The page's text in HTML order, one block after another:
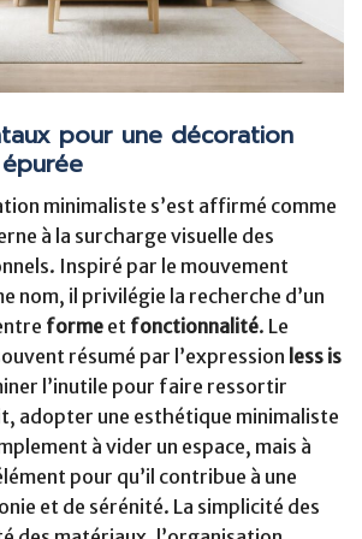
pour une décoration
minimaliste s’est affirmé comme
à la surcharge visuelle des
Inspiré par le mouvement
nom, il privilégie la recherche d’un
forme et fonctionnalité. Le
résumé par l’expression less is
l’inutile pour faire ressortir
adopter une esthétique minimaliste
à vider un espace, mais à
pour qu’il contribue à une
et de sérénité. La simplicité des